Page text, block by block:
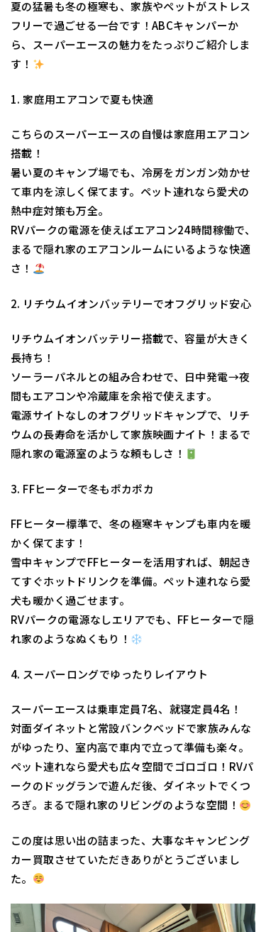
夏の猛暑も冬の極寒も、家族やペットがストレス
フリーで過ごせる一台です！ABCキャンパーか
ら、スーパーエースの魅力をたっぷりご紹介しま
す！
1. 家庭用エアコンで夏も快適
こちらのスーパーエースの自慢は家庭用エアコン
搭載！
暑い夏のキャンプ場でも、冷房をガンガン効かせ
て車内を涼しく保てます。ペット連れなら愛犬の
熱中症対策も万全。
RVパークの電源を使えばエアコン24時間稼働で、
まるで隠れ家のエアコンルームにいるような快適
さ！
2. リチウムイオンバッテリーでオフグリッド安心
リチウムイオンバッテリー搭載で、容量が大きく
長持ち！
ソーラーパネルとの組み合わせで、日中発電→夜
間もエアコンや冷蔵庫を余裕で使えます。
電源サイトなしのオフグリッドキャンプで、リチ
ウムの長寿命を活かして家族映画ナイト！まるで
隠れ家の電源室のような頼もしさ！
3. FFヒーターで冬もポカポカ
FFヒーター標準で、冬の極寒キャンプも車内を暖
かく保てます！
雪中キャンプでFFヒーターを活用すれば、朝起き
てすぐホットドリンクを準備。ペット連れなら愛
犬も暖かく過ごせます。
RVパークの電源なしエリアでも、FFヒーターで隠
れ家のようなぬくもり！
4. スーパーロングでゆったりレイアウト
スーパーエースは乗車定員7名、就寝定員4名！
対面ダイネットと常設バンクベッドで家族みんな
がゆったり、室内高で車内で立って準備も楽々。
ペット連れなら愛犬も広々空間でゴロゴロ！RVパ
ークのドッグランで遊んだ後、ダイネットでくつ
ろぎ。まるで隠れ家のリビングのような空間！
この度は思い出の詰まった、大事なキャンピング
カー買取させていただきありがとうございまし
た。